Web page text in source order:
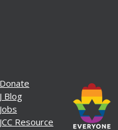
Donate
J Blog
Jobs
JCC Resource